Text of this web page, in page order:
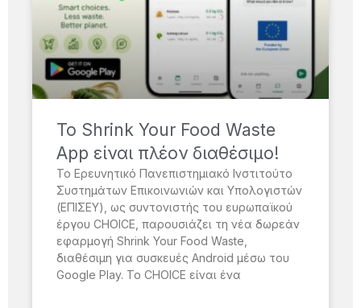
Το Shrink Your Food Waste
App είναι πλέον διαθέσιμο!
Το Ερευνητικό Πανεπιστημιακό Ινστιτούτο
Συστημάτων Επικοινωνιών και Υπολογιστών
(ΕΠΙΣΕΥ), ως συντονιστής του ευρωπαϊκού
έργου CHOICE, παρουσιάζει τη νέα δωρεάν
εφαρμογή Shrink Your Food Waste,
διαθέσιμη για συσκευές Android μέσω του
Google Play. Το CHOICE είναι ένα